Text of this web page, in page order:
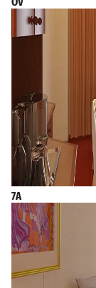
7A